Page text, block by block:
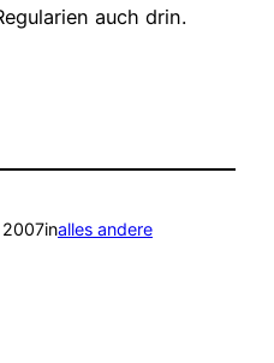
auch drin.
2007inalles andere